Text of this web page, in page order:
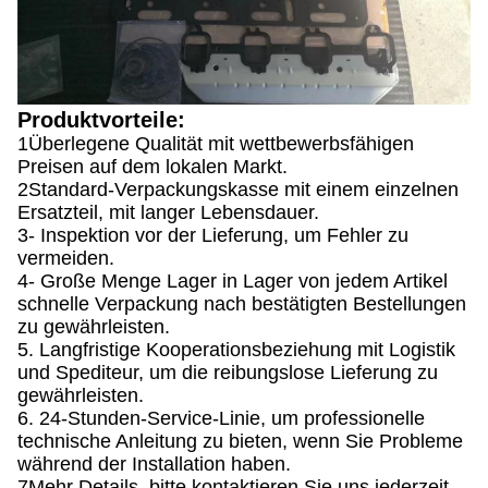
Produktvorteile:
1Überlegene Qualität mit wettbewerbsfähigen
Preisen auf dem lokalen Markt.
2Standard-Verpackungskasse mit einem einzelnen
Ersatzteil, mit langer Lebensdauer.
3- Inspektion vor der Lieferung, um Fehler zu
vermeiden.
4- Große Menge Lager in Lager von jedem Artikel
schnelle Verpackung nach bestätigten Bestellungen
zu gewährleisten.
5. Langfristige Kooperationsbeziehung mit Logistik
und Spediteur, um die reibungslose Lieferung zu
gewährleisten.
6. 24-Stunden-Service-Linie, um professionelle
technische Anleitung zu bieten, wenn Sie Probleme
während der Installation haben.